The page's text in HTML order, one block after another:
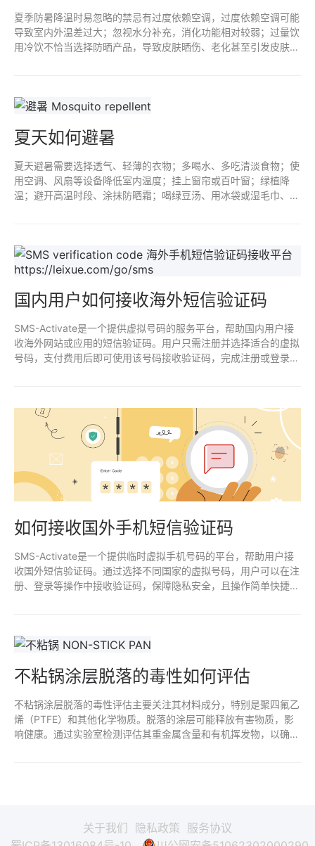
夏季防暑降温时易忽略的禁忌有过度依赖空调，过度依赖空调可能
导致室内外温差过大；忽视水分补充，消化功能相对较弱；过量饮
用冷饮不恰当选择防晒产品，导致皮肤晒伤、老化甚至引发皮肤
夏天如何避暑
夏天避暑需要选择透气、轻薄的衣物；多喝水、多吃清淡食物；使
用空调、风扇等设备降低室内温度；挂上窗帘或百叶窗；绿植降
温；避开高温时段、涂抹防晒霜；喝绿豆汤、用冰袋或湿毛巾、泡
国内用户如何接收海外短信验证码
SMS-Activate是一个提供虚拟号码的服务平台，帮助国内用户接
收海外网站或应用的短信验证码。用户只需注册并选择适合的虚拟
号码，支付费用后即可使用该号码接收验证码，完成注册或登录操
如何接收国外手机短信验证码
SMS-Activate是一个提供临时虚拟手机号码的平台，帮助用户接
收国外短信验证码。通过选择不同国家的虚拟号码，用户可以在注
册、登录等操作中接收验证码，保障隐私安全，且操作简单快捷。
不粘锅涂层脱落的毒性如何评估
不粘锅涂层脱落的毒性评估主要关注其材料成分，特别是聚四氟乙
烯（PTFE）和其他化学物质。脱落的涂层可能释放有害物质，影
响健康。通过实验室检测评估其重金属含量和有机挥发物，以确定
关于我们 隐私政策 服务协议